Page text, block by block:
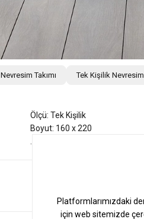
Nevresim Takımı Tek Kişilik Nevresim
Ölçü: Tek Kişilik
Boyut: 160 x 220